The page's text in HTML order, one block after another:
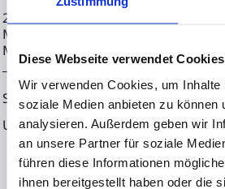
Diese Webseite verwendet Cookies
Wir verwenden Cookies, um
soziale Medien anbieten zu
analysieren. Außerdem geben wir
an unsere Partner für soziale
führen diese Informationen
ihnen bereitgestellt haben oder die
21.06.2024 CET/CEST Die EQS
Meldepflichten, Corporate News/
Medienarchiv unter https://eqs-
Sprache:
Unternehmen: